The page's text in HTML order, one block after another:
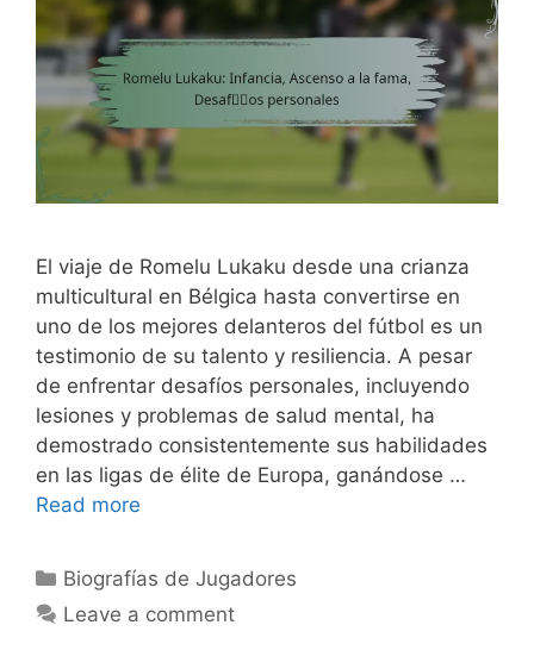
El viaje de Romelu Lukaku desde una crianza
multicultural en Bélgica hasta convertirse en
uno de los mejores delanteros del fútbol es un
testimonio de su talento y resiliencia. A pesar
de enfrentar desafíos personales, incluyendo
lesiones y problemas de salud mental, ha
demostrado consistentemente sus habilidades
en las ligas de élite de Europa, ganándose …
Read more
Categories
Biografías de Jugadores
Leave a comment